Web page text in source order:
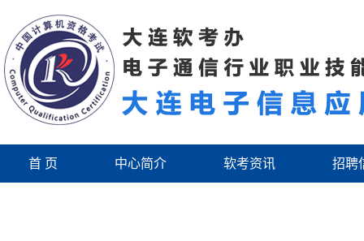
首 页 中心简介 软考资讯 招聘